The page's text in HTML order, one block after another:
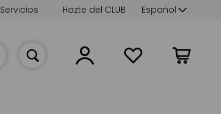
Lenguaje
Español
Hazte del CLUB
Servicios
Mi cesta